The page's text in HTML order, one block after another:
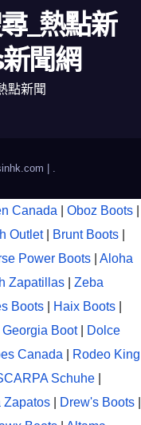
_熱點新
聞網
點新聞
|
Canada Oboz Boots
Outlet Brunt Boots
Power Boots
Aloha
Zapatillas
Zeba
Boots Haix Boots
Georgia Boot|
Dolce
Canada
Rodeo King
Schuhe
Zapatos Drew's Boots